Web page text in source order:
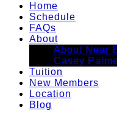
Home
Schedule
FAQs
About
About Near
Casey
Tuition
New Members
Location
Blog